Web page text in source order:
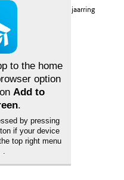
te kiezen via de jaarring
to the home
option
Add to
.
by pressing
if your device
top right menu
.